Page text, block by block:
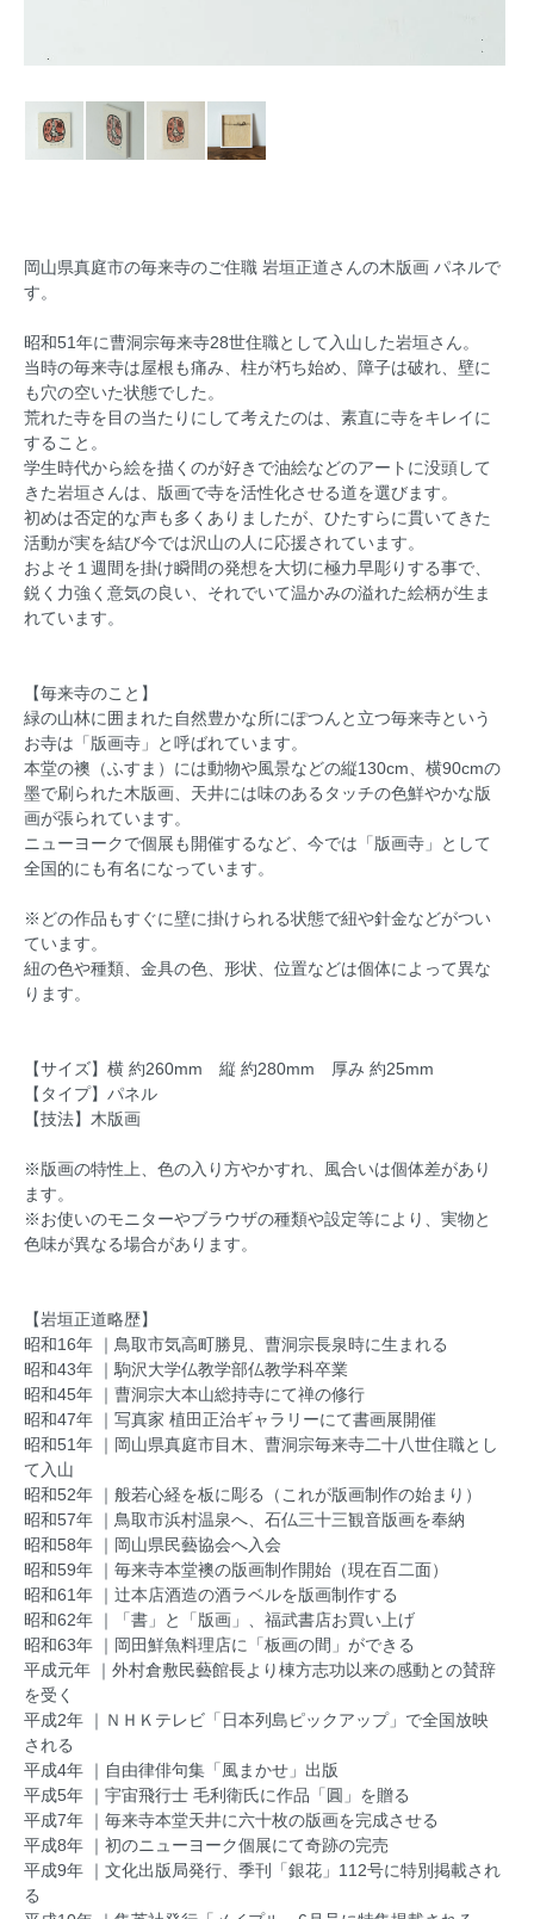
岡山県真庭市の毎来寺のご住職 岩垣正道さんの木版画 パネルで
す。
昭和51年に曹洞宗毎来寺28世住職として入山した岩垣さん。
当時の毎来寺は屋根も痛み、柱が朽ち始め、障子は破れ、壁に
も穴の空いた状態でした。
荒れた寺を目の当たりにして考えたのは、素直に寺をキレイに
すること。
学生時代から絵を描くのが好きで油絵などのアートに没頭して
きた岩垣さんは、版画で寺を活性化させる道を選びます。
初めは否定的な声も多くありましたが、ひたすらに貫いてきた
活動が実を結び今では沢山の人に応援されています。
およそ１週間を掛け瞬間の発想を大切に極力早彫りする事で、
鋭く力強く意気の良い、それでいて温かみの溢れた絵柄が生ま
れています。
【毎来寺のこと】
緑の山林に囲まれた自然豊かな所にぽつんと立つ毎来寺という
お寺は「版画寺」と呼ばれています。
本堂の襖（ふすま）には動物や風景などの縦130cm、横90cmの
墨で刷られた木版画、天井には味のあるタッチの色鮮やかな版
画が張られています。
ニューヨークで個展も開催するなど、今では「版画寺」として
全国的にも有名になっています。
※どの作品もすぐに壁に掛けられる状態で紐や針金などがつい
ています。
紐の色や種類、金具の色、形状、位置などは個体によって異な
ります。
【サイズ】横 約260mm 縦 約280mm 厚み 約25mm
【タイプ】パネル
【技法】木版画
※版画の特性上、色の入り方やかすれ、風合いは個体差があり
ます。
※お使いのモニターやブラウザの種類や設定等により、実物と
色味が異なる場合があります。
【岩垣正道略歴】
昭和16年 ｜鳥取市気高町勝見、曹洞宗長泉時に生まれる
昭和43年 ｜駒沢大学仏教学部仏教学科卒業
昭和45年 ｜曹洞宗大本山総持寺にて禅の修行
昭和47年 ｜写真家 植田正治ギャラリーにて書画展開催
昭和51年 ｜岡山県真庭市目木、曹洞宗毎来寺二十八世住職とし
て入山
昭和52年 ｜般若心経を板に彫る（これが版画制作の始まり）
昭和57年 ｜鳥取市浜村温泉へ、石仏三十三観音版画を奉納
昭和58年 ｜岡山県民藝協会へ入会
昭和59年 ｜毎来寺本堂襖の版画制作開始（現在百二面）
昭和61年 ｜辻本店酒造の酒ラベルを版画制作する
昭和62年 ｜「書」と「版画」、福武書店お買い上げ
昭和63年 ｜岡田鮮魚料理店に「板画の間」ができる
平成元年 ｜外村倉敷民藝館長より棟方志功以来の感動との賛辞
を受く
平成2年 ｜ＮＨＫテレビ「日本列島ピックアップ」で全国放映
される
平成4年 ｜自由律俳句集「風まかせ」出版
平成5年 ｜宇宙飛行士 毛利衛氏に作品「圓」を贈る
平成7年 ｜毎来寺本堂天井に六十枚の版画を完成させる
平成8年 ｜初のニューヨーク個展にて奇跡の完売
平成9年 ｜文化出版局発行、季刊「銀花」112号に特別掲載され
る